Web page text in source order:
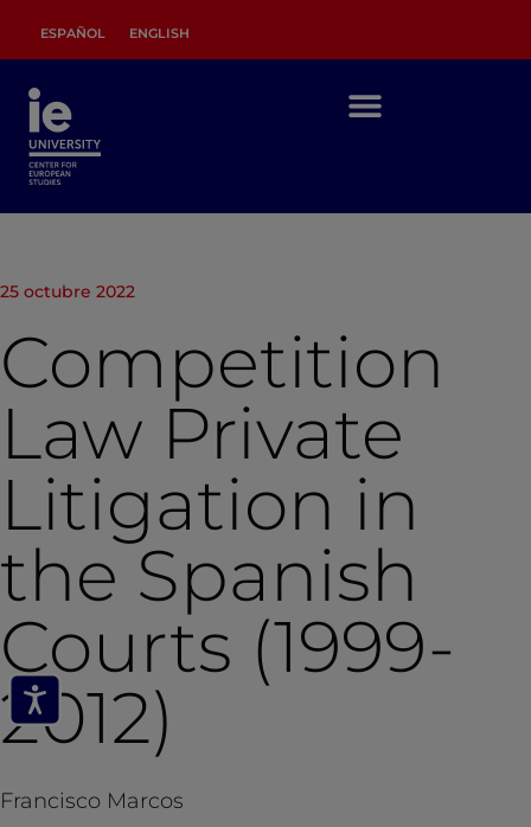
ESPAÑOL ENGLISH
25 octubre 2022
Competition
Law Private
Litigation in
the Spanish
Courts (1999-
2012)
Francisco Marcos